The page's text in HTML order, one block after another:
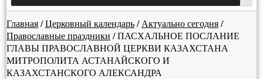
Главная/Церковный календарь/ Актуально сегодня/
Православные праздники /ПАСХАЛЬНОЕ ПОСЛАНИЕ
ГЛАВЫ ПРАВОСЛАВНОЙ ЦЕРКВИ КАЗАХСТАНА
МИТРОПОЛИТА АСТАНАЙСКОГО И
КАЗАХСТАНСКОГО АЛЕКСАНДРА